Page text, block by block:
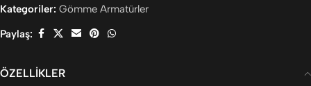
Kategoriler: Gömme Armatürler
Paylaş:
ÖZELLIKLER